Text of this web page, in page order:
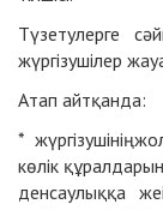
Түзетулерге
жүргізушілер
Атап айтқанда:
* жүргізушінің
көлік
денсаулыққа